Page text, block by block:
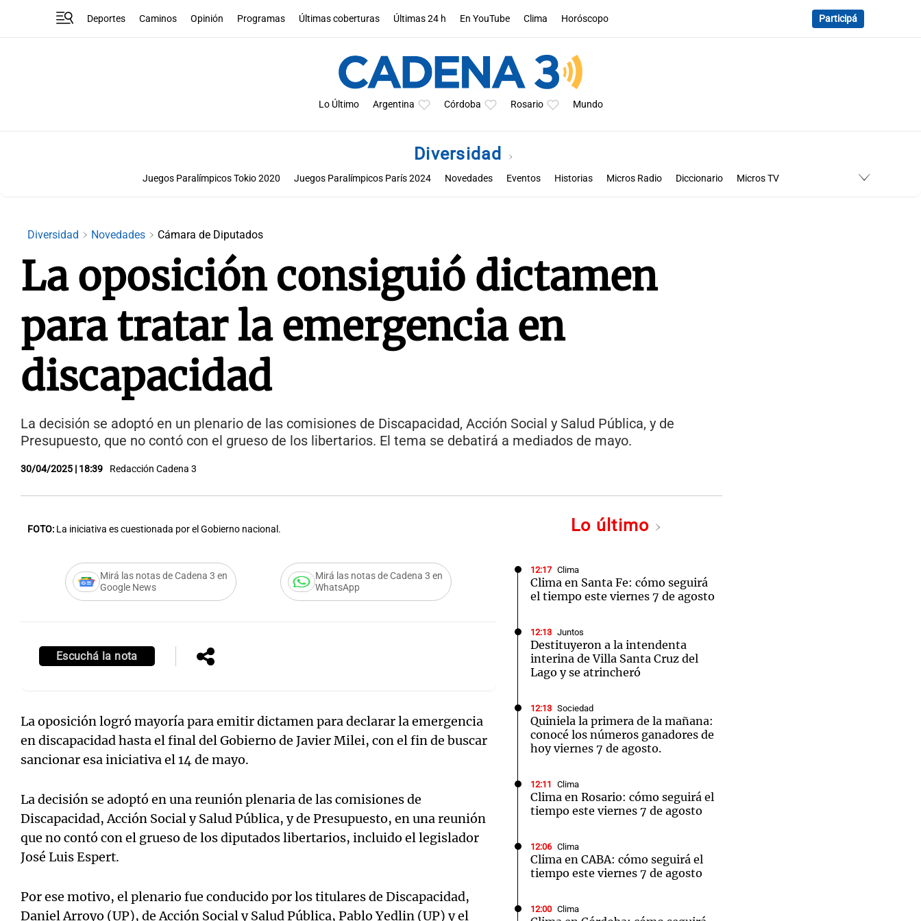
Deportes Caminos Opinión Programas Últimas coberturas Últimas 24 h En YouTube Clima Horóscopo Participá
Lo Último Argentina Córdoba Rosario Mundo
Diversidad
Juegos Paralímpicos Tokio 2020 Juegos Paralímpicos París 2024 Novedades Eventos Historias Micros Radio Diccionario
Micros TV
Diversidad Novedades Cámara de Diputados
La oposición consiguió dictamen
para tratar la emergencia en
discapacidad
La decisión se adoptó en un plenario de las comisiones de Discapacidad, Acción Social y Salud Pública, y de
Presupuesto, que no contó con el grueso de los libertarios. El tema se debatirá a mediados de mayo.
30/04/2025 | 18:39 Redacción Cadena 3
FOTO: La iniciativa es cuestionada por el Gobierno nacional.
Mirá las notas de Cadena 3 en
Google News
Mirá las notas de Cadena 3 en
WhatsApp
Escuchá la nota
La oposición logró mayoría para emitir dictamen para declarar la emergencia
en discapacidad hasta el final del Gobierno de Javier Milei, con el fin de buscar
sancionar esa iniciativa el 14 de mayo.
La decisión se adoptó en una reunión plenaria de las comisiones de
Discapacidad, Acción Social y Salud Pública, y de Presupuesto, en una reunión
que no contó con el grueso de los diputados libertarios, incluido el legislador
José Luis Espert.
Por ese motivo, el plenario fue conducido por los titulares de Discapacidad,
Daniel Arroyo (UP), de Acción Social y Salud Pública, Pablo Yedlin (UP) y el
Lo último
12:17 Clima
Clima en Santa Fe: cómo seguirá
el tiempo este viernes 7 de agosto
12:13 Juntos
Destituyeron a la intendenta
interina de Villa Santa Cruz del
Lago y se atrincheró
12:13 Sociedad
Quiniela la primera de la mañana:
conocé los números ganadores de
hoy viernes 7 de agosto.
12:11 Clima
Clima en Rosario: cómo seguirá el
tiempo este viernes 7 de agosto
12:06 Clima
Clima en CABA: cómo seguirá el
tiempo este viernes 7 de agosto
12:00 Clima
Mundial 2026 La Sole en Cadena 3 El huracán de Arequito Cadena 3 en Groenlandia